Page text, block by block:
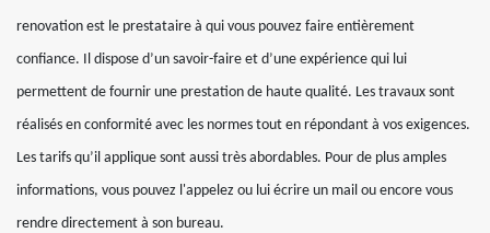
renovation est le prestataire à qui vous pouvez faire entièrement
confiance. Il dispose d’un savoir-faire et d’une expérience qui lui
permettent de fournir une prestation de haute qualité. Les travaux sont
réalisés en conformité avec les normes tout en répondant à vos exigences.
Les tarifs qu’il applique sont aussi très abordables. Pour de plus amples
informations, vous pouvez l'appelez ou lui écrire un mail ou encore vous
rendre directement à son bureau.